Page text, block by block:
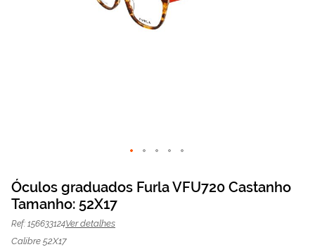
Óculos graduados
Furla VFU720 Castanho
| Mais Optica
para
o
início
Galeria
de
Óculos graduados Furla VFU720 Castanho
Tamanho: 52X17
Ref: 156633124Ver detalhes
Calibre 52X17